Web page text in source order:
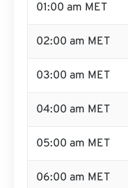
01:00 am MET
02:00 am MET
03:00 am MET
04:00 am MET
05:00 am MET
06:00 am MET